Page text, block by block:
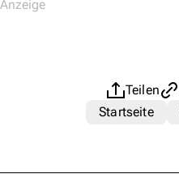
Teilen
Startseite